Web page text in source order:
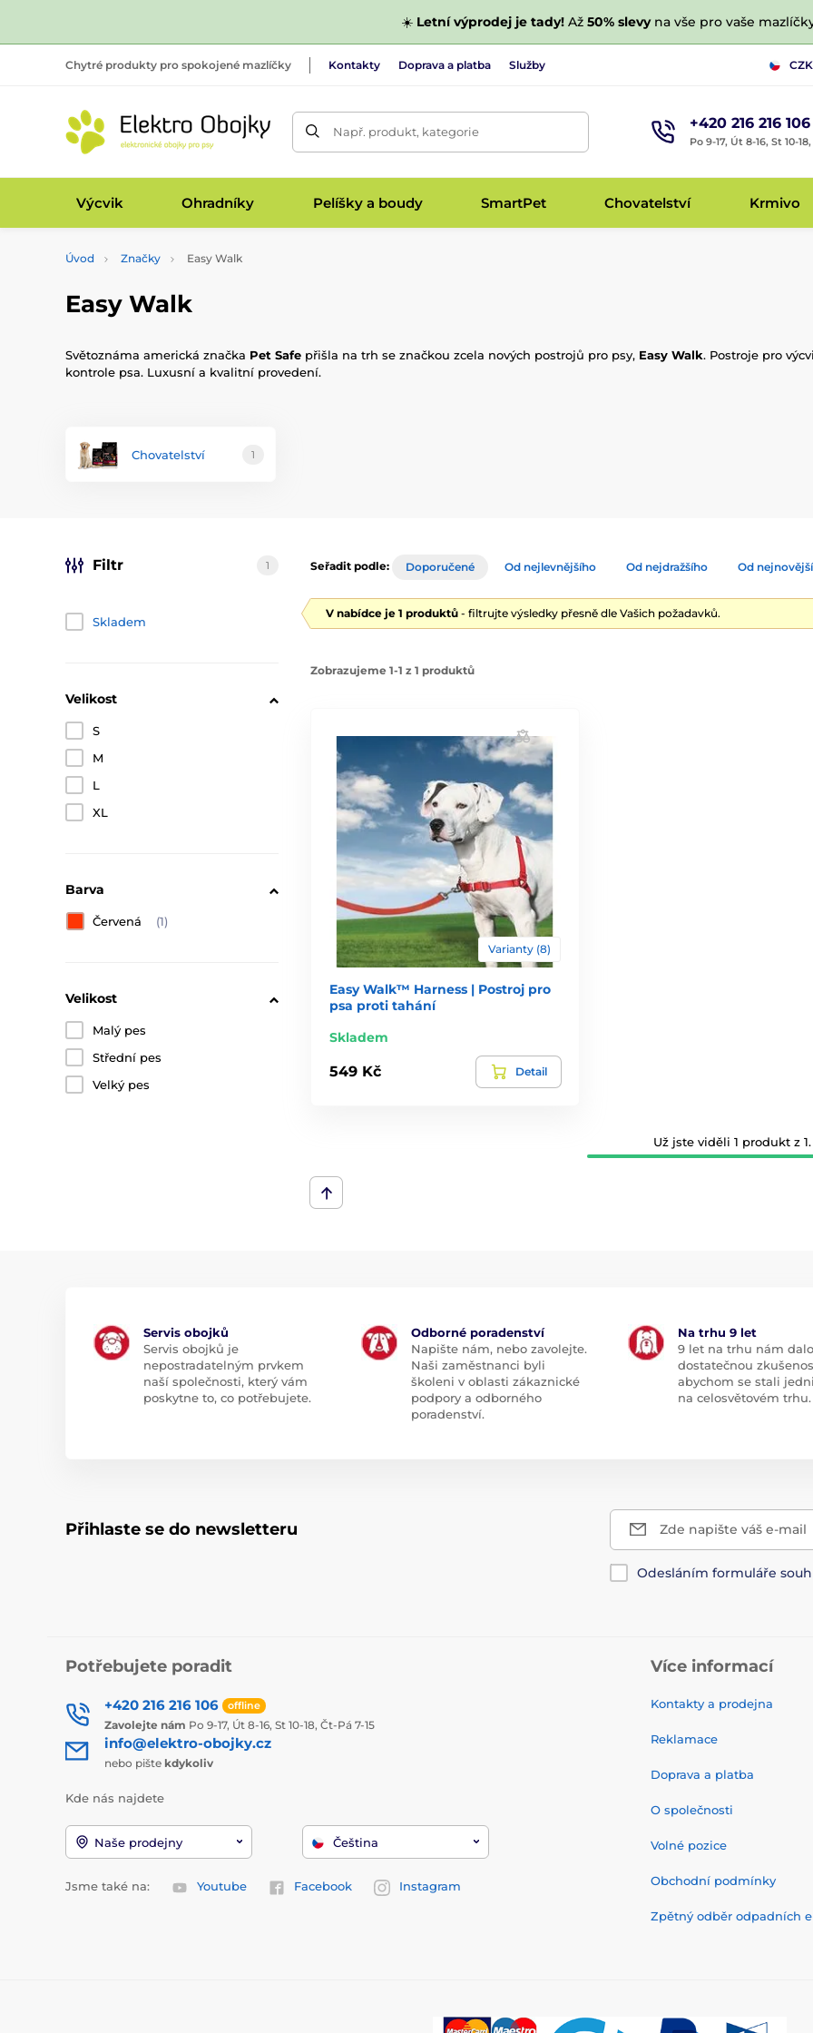
☀️ Letní výprodej je tady!Až 50% slevyna vše pro vaše
Chytré produkty pro spokojené mazlíčky Kontakty Doprava a platba Služby CZK
Např. produkt, kategorie +420 216 216 106
Po 9-17, Út 8-16, St 10-
Výcvik Ohradníky Pelíšky a boudy SmartPet Chovatelství Krmivo
Úvod Značky Easy Walk
Easy Walk
Světoznáma americká značka Pet Safe přišla na trh se značkou zcela nových postrojů pro psy, Easy Walk. Postroje pro
kontrole psa. Luxusní a kvalitní provedení.
Chovatelství 1
Filtr 1
Skladem
Velikost
S
M
L
XL
Barva
Červená (1)
Velikost
Malý pes
Střední pes
Velký pes
Seřadit podle: Doporučené Od nejlevnějšího Od nejdražšího Od
V nabídce je 1 produktů - filtrujte výsledky přesně dle Vašich požadavků.
Zobrazujeme 1-1 z 1 produktů
Varianty (8)
Easy Walk™ Harness | Postroj pro
psa proti tahání
Skladem
549 Kč Detail
Už jste viděli 1 produkt z 1.
Servis obojků
Servis obojků je
nepostradatelným prvkem
naší společnosti, který vám
poskytne to, co potřebujete.
Odborné poradenství
Napište nám, nebo zavolejte.
Naši zaměstnanci byli
školeni v oblasti zákaznické
podpory a odborného
poradenství.
Na trhu 9 let
9 let na trhu nám dalo
dostatečnou
abychom se stali
na celosvětovém trhu.
Přihlaste se do newsletteru Zde napište váš e-mail
Odesláním formuláře
Potřebujete poradit
+420 216 216 106 offline
Zavolejte nám Po 9-17, Út 8-16, St 10-18, Čt-Pá 7-15
info@elektro-obojky.cz
nebo pište kdykoliv
Kde nás najdete
Naše prodejny Čeština
Jsme také na: Youtube Facebook Instagram
Více informací
Kontakty a prodejna
Reklamace
Doprava a platba
O společnosti
Volné pozice
Obchodní podmínky
Zpětný odběr odpadních